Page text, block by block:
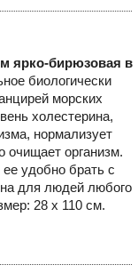
ярко-бирюзовая в
биологически
морских
холестерина,
нормализует
организм.
удобно брать с
для людей любого
28 х 110 см.